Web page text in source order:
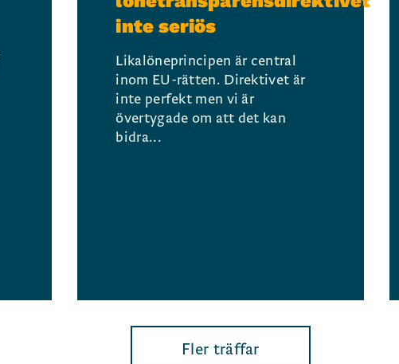
inte seriös
Likalöneprincipen är central
inom EU-rätten. Direktivet är
inte perfekt men vi är
övertygade om att det kan
bidra...
Fler träffar